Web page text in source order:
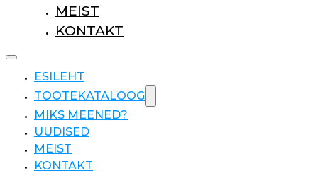
MEIST
KONTAKT
ESILEHT
TOOTEKATALOOG
MIKS MEENED?
UUDISED
MEIST
KONTAKT